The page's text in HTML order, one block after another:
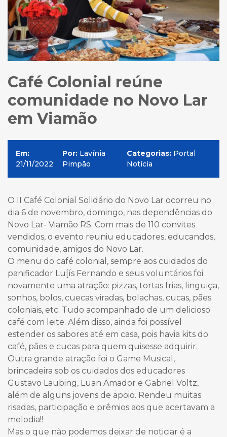
Café Colonial reúne
comunidade no Novo Lar
em Viamão
Em:
21/11/2022
Por: Lavínia
Pimpão
Categorias: Portal
Notícia
O II Café Colonial Solidário do Novo Lar ocorreu no
dia 6 de novembro, domingo, nas dependências do
Novo Lar- Viamão RS. Com mais de 110 convites
vendidos, o evento reuniu educadores, educandos,
comunidade, amigos do Novo Lar.
O menu do café colonial, sempre aos cuidados do
panificador Lu[ís Fernando e seus voluntários foi
novamente uma atração: pizzas, tortas frias, linguiça,
sonhos, bolos, cuecas viradas, bolachas, cucas, pães
coloniais, etc. Tudo acompanhado de um delicioso
café com leite. Além disso, ainda foi possível
estender os sabores até em casa, pois havia kits do
café, pães e cucas para quem quisesse adquirir.
Outra grande atração foi o Game Musical,
brincadeira sob os cuidados dos educadores
Gustavo Laubing, Luan Amador e Gabriel Voltz,
além de alguns jovens de apoio. Rendeu muitas
risadas, participação e prêmios aos que acertavam a
melodia!!
Mas o que não podemos deixar de noticiar é a